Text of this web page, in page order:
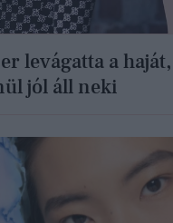
levágatta a haját,
jól áll neki